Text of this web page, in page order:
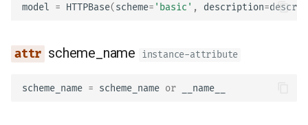
model = HTTPBase(scheme= 'basic' , description=
scheme_name instance-attribute
scheme_name = scheme_name or __name__